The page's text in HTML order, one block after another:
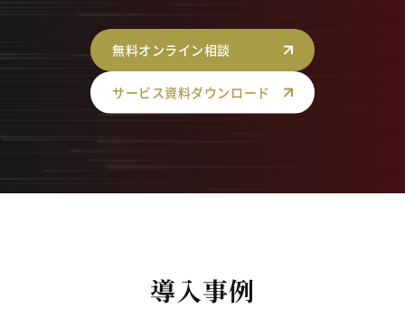
無料オンライン相談
サービス資料ダウンロード
導入事例